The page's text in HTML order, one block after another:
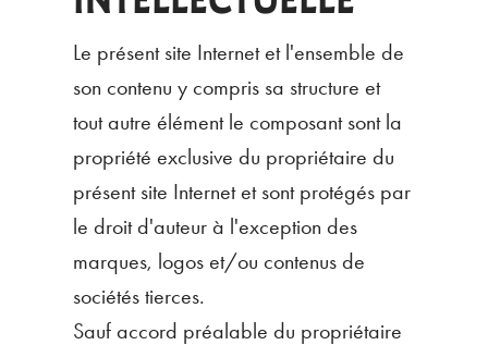
Le présent site Internet et l'ensemble de
son contenu y compris sa structure et
tout autre élément le composant sont la
propriété exclusive du propriétaire du
présent site Internet et sont protégés par
le droit d'auteur à l'exception des
marques, logos et/ou contenus de
sociétés tierces.
Sauf accord préalable du propriétaire